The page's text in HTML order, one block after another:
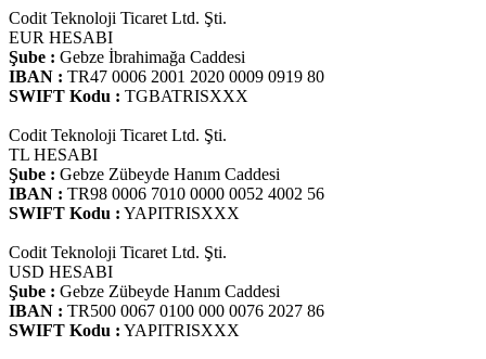
Codit Teknoloji Ticaret Ltd. Şti.
EUR HESABI
Şube : Gebze İbrahimağa Caddesi
IBAN : TR47 0006 2001 2020 0009 0919 80
SWIFT Kodu : TGBATRISXXX
Codit Teknoloji Ticaret Ltd. Şti.
TL HESABI
Şube : Gebze Zübeyde Hanım Caddesi
IBAN : TR98 0006 7010 0000 0052 4002 56
SWIFT Kodu : YAPITRISXXX
Codit Teknoloji Ticaret Ltd. Şti.
USD HESABI
Şube : Gebze Zübeyde Hanım Caddesi
IBAN : TR500 0067 0100 000 0076 2027 86
SWIFT Kodu : YAPITRISXXX